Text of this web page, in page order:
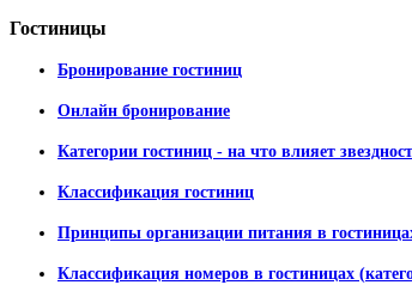
Гостиницы
Бронирование гостиниц
Онлайн бронирование
Категории гостиниц - на что влияет
Классификация гостиниц
Принципы организации питания в
Классификация номеров в гостиницах